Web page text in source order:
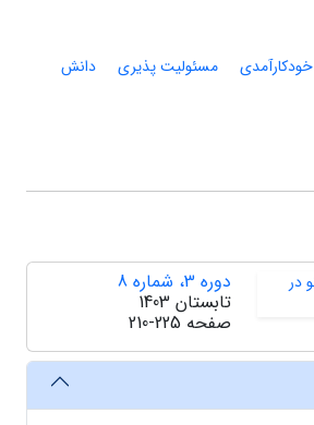
خودکارآمدی مسئولیت ‏پذیری
دانش
دوره 3، شماره 8
تابستان 1403
صفحه 210-225